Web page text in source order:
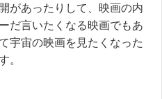
があったりして、映画の内
だ言いたくなる映画でもあ
宇宙の映画を見たくなった
。